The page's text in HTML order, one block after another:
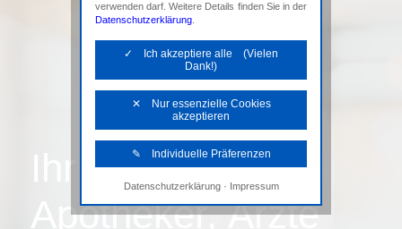
Ihr Spezialist für
Apotheker, Ärzte
verwenden darf. Weitere Details finden Sie in der
Datenschutzerklärung
✓ Ich akzeptiere alle (Vielen
Dank!)
✕ Nur essenzielle Cookies
akzeptieren
✎ Individuelle Präferenzen
Notwendige Cookies
Diese Cookies sind erforderlich, um die
Datenschutzerklärung· Impressum